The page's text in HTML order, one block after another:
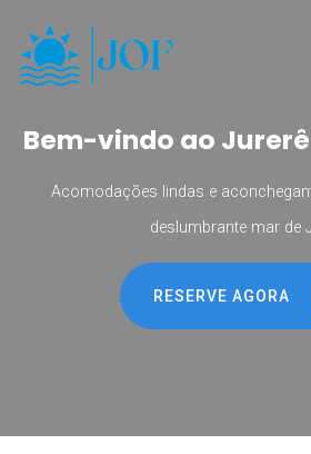
Bem-vindo ao
Acomodações lindas e
deslumbrante mar de
RESERVE AGORA